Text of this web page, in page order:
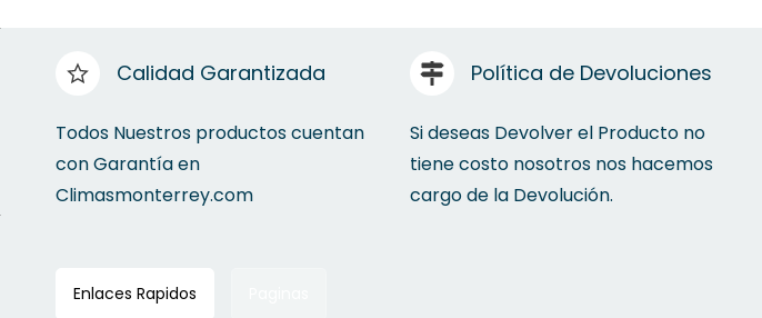
Calidad Garantizada
Todos Nuestros productos cuentan
con Garantía en
Climasmonterrey.com
Política de Devoluciones
Si deseas Devolver el Producto no
tiene costo nosotros nos hacemos
cargo de la Devolución.
Enlaces Rapidos